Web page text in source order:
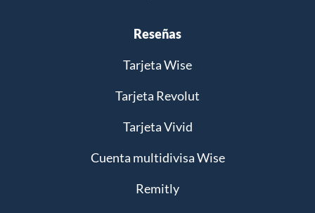
Reseñas
Tarjeta Wise
Tarjeta Revolut
Tarjeta Vivid
Cuenta multidivisa Wise
Remitly